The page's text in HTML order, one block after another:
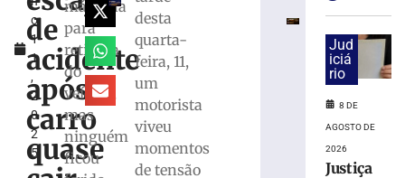
o
1
1
,
2
0
2
5
de
acidente
após
carro
quase
máquina
para
retirada
do
veículo,
mas
ninguém
ficou
desta
quarta-
feira, 11,
um
motorista
viveu
momentos
de tensão
exige
transferências
bancárias
apresentar
Jud
iciá
rio
8 DE
AGOSTO DE
2026
Justiça